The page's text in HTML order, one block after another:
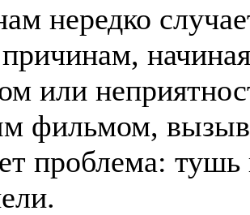
нередко
или
фильмом,
проблема: тушь